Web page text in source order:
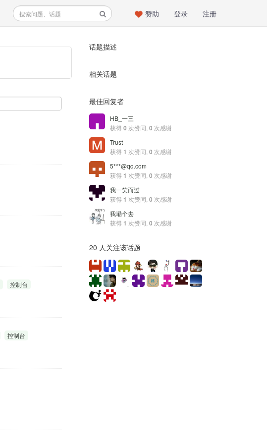
注册
登录
赞助
控制台
控制台
话题描述
相关话题
最佳回复者
HB_一三
获得0 次赞同, 0 次感谢
Trust
获得 1 次赞同, 0 次感谢
5***@qq.com
获得 1 次赞同, 0 次感谢
我一笑而过
获得 1 次赞同, 0 次感谢
我嘞个去
获得 1 次赞同, 0 次感谢
20 人关注该话题